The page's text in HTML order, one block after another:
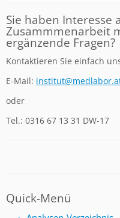
Sie haben Interesse
Zusammmenarbeit
ergänzende Fragen?
Kontaktieren Sie einfach
E-Mail:
oder
Tel.: 0316 67 13 31 DW-17
Quick-Menü